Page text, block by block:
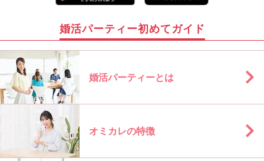
婚活パーティー初めてガイド
婚活パーティーとは
オミカレの特徴